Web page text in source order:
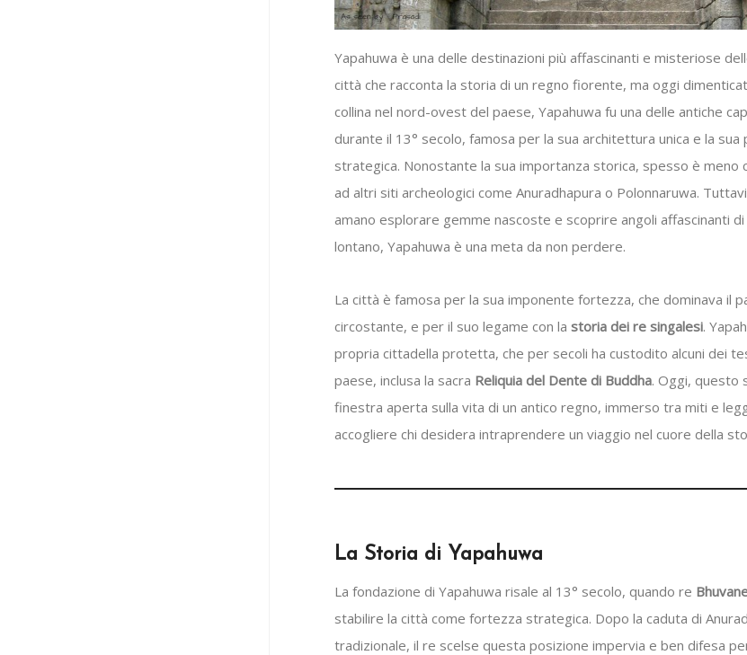
Yapahuwa è una delle destinazioni più affascinanti e misteriose
città che racconta la storia di un regno fiorente, ma oggi
collina nel nord-ovest del paese, Yapahuwa fu una delle antiche
durante il 13° secolo, famosa per la sua architettura unica e la sua
strategica. Nonostante la sua importanza storica, spesso è meno
ad altri siti archeologici come Anuradhapura o Polonnaruwa.
amano esplorare gemme nascoste e scoprire angoli affascinanti
lontano, Yapahuwa è una meta da non perdere.
La città è famosa per la sua imponente fortezza, che dominava il
circostante, e per il suo legame con la storia dei re singalesi.
propria cittadella protetta, che per secoli ha custodito alcuni dei
paese, inclusa la sacra Reliquia del Dente di Buddha. Oggi, questo
finestra aperta sulla vita di un antico regno, immerso tra miti e
accogliere chi desidera intraprendere un viaggio nel cuore della
La Storia di Yapahuwa
La fondazione di Yapahuwa risale al 13° secolo, quando re
stabilire la città come fortezza strategica. Dopo la caduta di
tradizionale, il re scelse questa posizione impervia e ben difesa